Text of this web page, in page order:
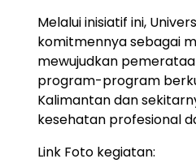
Melalui inisiatif ini,
komitmennya sebagai
mewujudkan
program-program
Kalimantan dan
kesehatan profesional
Link Foto kegiatan: